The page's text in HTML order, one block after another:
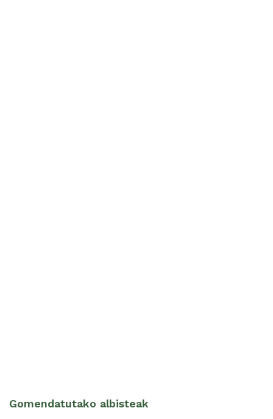
Gomendatutako albisteak